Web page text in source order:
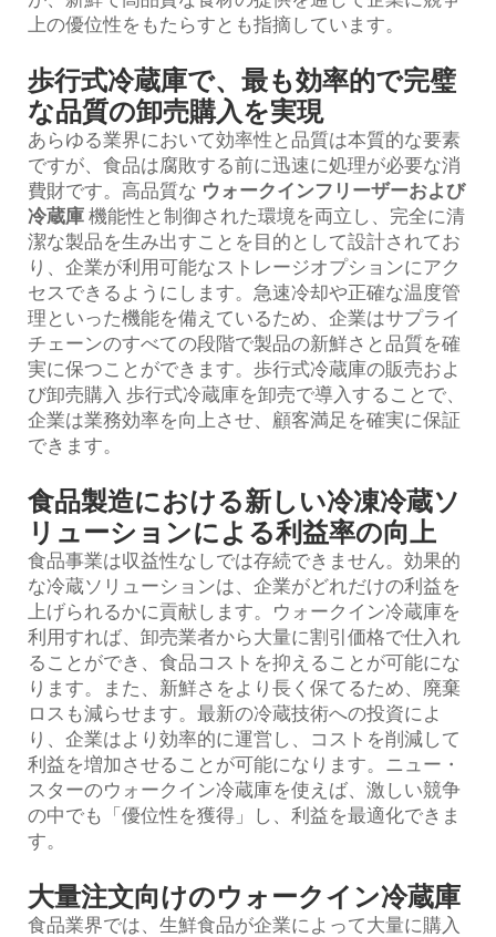
上の優位性をもたらすとも指摘しています。
歩行式冷蔵庫で、最も効率的で完璧
な品質の卸売購入を実現
あらゆる業界において効率性と品質は本質的な要素
ですが、食品は腐敗する前に迅速に処理が必要な消
費財です。高品質な ウォークインフリーザーおよび
冷蔵庫 機能性と制御された環境を両立し、完全に清
潔な製品を生み出すことを目的として設計されてお
り、企業が利用可能なストレージオプションにアク
セスできるようにします。急速冷却や正確な温度管
理といった機能を備えているため、企業はサプライ
チェーンのすべての段階で製品の新鮮さと品質を確
実に保つことができます。歩行式冷蔵庫の販売およ
び卸売購入 歩行式冷蔵庫を卸売で導入することで、
企業は業務効率を向上させ、顧客満足を確実に保証
できます。
食品製造における新しい冷凍冷蔵ソ
リューションによる利益率の向上
食品事業は収益性なしでは存続できません。効果的
な冷蔵ソリューションは、企業がどれだけの利益を
上げられるかに貢献します。ウォークイン冷蔵庫を
利用すれば、卸売業者から大量に割引価格で仕入れ
ることができ、食品コストを抑えることが可能にな
ります。また、新鮮さをより長く保てるため、廃棄
ロスも減らせます。最新の冷蔵技術への投資によ
り、企業はより効率的に運営し、コストを削減して
利益を増加させることが可能になります。ニュー・
スターのウォークイン冷蔵庫を使えば、激しい競争
の中でも「優位性を獲得」し、利益を最適化できま
す。
大量注文向けのウォークイン冷蔵庫
食品業界では、生鮮食品が企業によって大量に購入